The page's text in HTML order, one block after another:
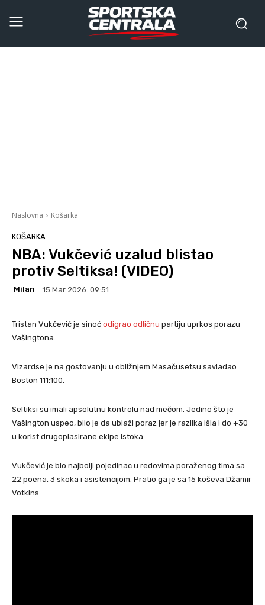
Naslovna Košarka
KOŠARKA
NBA: Vukčević uzalud blistao
protiv Seltiksa! (VIDEO)
Milan 15 Mar 2026. 09:51
Tristan Vukčević je sinoć odigrao odličnu partiju uprkos porazu
Vašingtona.
Vizardse je na gostovanju u obližnjem Masačusetsu savladao
Boston 111:100.
Seltiksi su imali apsolutnu kontrolu nad mečom. Jedino što je
Vašington uspeo, bilo je da ublaži poraz jer je razlika išla i do +30
u korist drugoplasirane ekipe istoka.
Vukčević je bio najbolji pojedinac u redovima poraženog tima sa
22 poena, 3 skoka i asistencijom. Pratio ga je sa 15 koševa Džamir
Votkins.